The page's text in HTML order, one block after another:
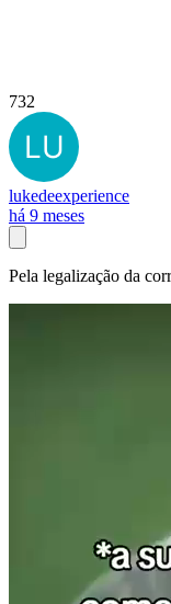
732
lukedeexperience
há 9 meses
Pela legalização da